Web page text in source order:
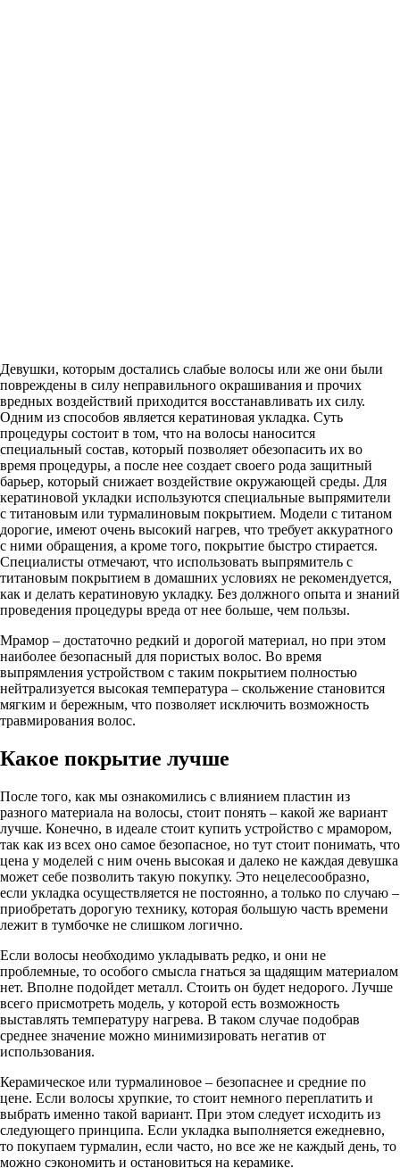
Девушки, которым достались слабые волосы или же они были
повреждены в силу неправильного окрашивания и прочих
вредных воздействий приходится восстанавливать их силу.
Одним из способов является кератиновая укладка. Суть
процедуры состоит в том, что на волосы наносится
специальный состав, который позволяет обезопасить их во
время процедуры, а после нее создает своего рода защитный
барьер, который снижает воздействие окружающей среды. Для
кератиновой укладки используются специальные выпрямители
с титановым или турмалиновым покрытием. Модели с титаном
дорогие, имеют очень высокий нагрев, что требует аккуратного
с ними обращения, а кроме того, покрытие быстро стирается.
Специалисты отмечают, что использовать выпрямитель с
титановым покрытием в домашних условиях не рекомендуется,
как и делать кератиновую укладку. Без должного опыта и знаний
проведения процедуры вреда от нее больше, чем пользы.
Мрамор – достаточно редкий и дорогой материал, но при этом
наиболее безопасный для пористых волос. Во время
выпрямления устройством с таким покрытием полностью
нейтрализуется высокая температура – скольжение становится
мягким и бережным, что позволяет исключить возможность
травмирования волос.
Какое покрытие лучше
После того, как мы ознакомились с влиянием пластин из
разного материала на волосы, стоит понять – какой же вариант
лучше. Конечно, в идеале стоит купить устройство с мрамором,
так как из всех оно самое безопасное, но тут стоит понимать, что
цена у моделей с ним очень высокая и далеко не каждая девушка
может себе позволить такую покупку. Это нецелесообразно,
если укладка осуществляется не постоянно, а только по случаю –
приобретать дорогую технику, которая большую часть времени
лежит в тумбочке не слишком логично.
Если волосы необходимо укладывать редко, и они не
проблемные, то особого смысла гнаться за щадящим материалом
нет. Вполне подойдет металл. Стоить он будет недорого. Лучше
всего присмотреть модель, у которой есть возможность
выставлять температуру нагрева. В таком случае подобрав
среднее значение можно минимизировать негатив от
использования.
Керамическое или турмалиновое – безопаснее и средние по
цене. Если волосы хрупкие, то стоит немного переплатить и
выбрать именно такой вариант. При этом следует исходить из
следующего принципа. Если укладка выполняется ежедневно,
то покупаем турмалин, если часто, но все же не каждый день, то
можно сэкономить и остановиться на керамике.